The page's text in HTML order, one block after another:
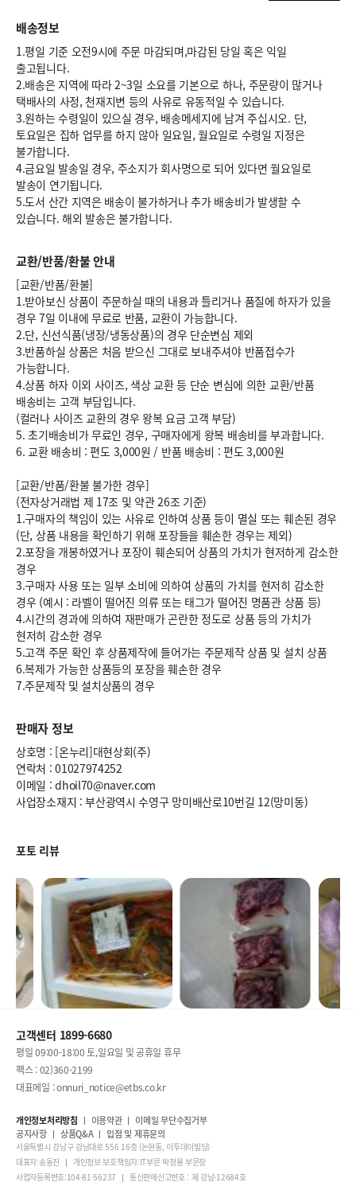
배송정보
1.평일 기준 오전9시에 주문 마감되며,마감된 당일 혹은 익일
출고됩니다.
2.배송은 지역에 따라 2~3일 소요를 기본으로 하나, 주문량이 많거나
택배사의 사정, 천재지변 등의 사유로 유동적일 수 있습니다.
3.원하는 수령일이 있으실 경우, 배송메세지에 남겨 주십시오. 단,
토요일은 집하 업무를 하지 않아 일요일, 월요일로 수령일 지정은
불가합니다.
4.금요일 발송일 경우, 주소지가 회사명으로 되어 있다면 월요일로
발송이 연기됩니다.
5.도서 산간 지역은 배송이 불가하거나 추가 배송비가 발생할 수
있습니다. 해외 발송은 불가합니다.
교환/반품/환불 안내
[교환/반품/환불]
1.받아보신 상품이 주문하실 때의 내용과 틀리거나 품질에 하자가 있을
경우 7일 이내에 무료로 반품, 교환이 가능합니다.
2.단, 신선식품(냉장/냉동상품)의 경우 단순변심 제외
3.반품하실 상품은 처음 받으신 그대로 보내주셔야 반품접수가
가능합니다.
4.상품 하자 이외 사이즈, 색상 교환 등 단순 변심에 의한 교환/반품
배송비는 고객 부담입니다.
(컬러나 사이즈 교환의 경우 왕복 요금 고객 부담)
5. 초기배송비가 무료인 경우, 구매자에게 왕복 배송비를 부과합니다.
6.교환 배송비 : 편도 3,000원 / 반품 배송비 : 편도 3,000원
[교환/반품/환불 불가한 경우]
(전자상거래법 제 17조 및 약관 26조 기준)
1.구매자의 책임이 있는 사유로 인하여 상품 등이 멸실 또는 훼손된 경우
(단, 상품 내용을 확인하기 위해 포장들을 훼손한 경우는 제외)
2.포장을 개봉하였거나 포장이 훼손되어 상품의 가치가 현저하게 감소한
경우
3.구매자 사용 또는 일부 소비에 의하여 상품의 가치를 현저히 감소한
경우 (예시 : 라벨이 떨어진 의류 또는 태그가 떨어진 명품관 상품 등)
4.시간의 경과에 의하여 재판매가 곤란한 정도로 상품 등의 가치가
현저히 감소한 경우
5.고객 주문 확인 후 상품제작에 들어가는 주문제작 상품 및 설치 상품
6.복제가 가능한 상품등의 포장을 훼손한 경우
7.주문제작 및 설치상품의 경우
판매자 정보
상호명 : [온누리]대현상회(주)
연락처 : 01027974252
이메일 : dhoil70@naver.com
사업장소재지 : 부산광역시 수영구 망미배산로10번길 12(망미동)
포토 리뷰
고객센터 1899-6680
평일 09:00-18:00 토,일요일 및 공휴일 휴무
팩스 : 02)360-2199
대표메일 : onnuri_notice@etbs.co.kr
개인정보처리방침 이용약관
이메일 무단수집거부
공지사항
상품Q&A 입점 및 제휴문의
서울특별시 강남구 강남대로 556 16층 (논현동, 이투데이빌딩)
대표자:송동진
개인정보 보호책임자:IT부문 박정용 부문장
사업자등록번호:104-81-56237
통신판매신고번호 : 제 강남-12684호